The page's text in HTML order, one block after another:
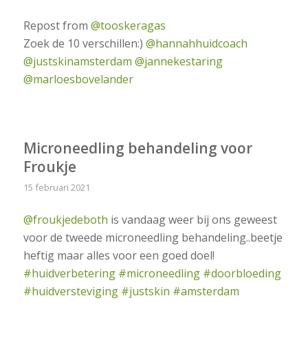
Repost from @tooskeragas
Zoek de 10 verschillen:) @hannahhuidcoach
@justskinamsterdam @jannekestaring
@marloesbovelander
Microneedling behandeling voor
Froukje
15 februari 2021
@froukjedeboth is vandaag weer bij ons geweest
voor de tweede microneedling behandeling..beetje
heftig maar alles voor een goed doel!
#huidverbetering #microneedling #doorbloeding
#huidversteviging #justskin #amsterdam